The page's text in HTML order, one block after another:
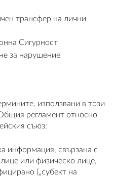
трансфер на лични
Сигурност
за нарушение
използвани в този
регламент относно
съюз:
информация, свързана с
или физическо лице,
(„субект на